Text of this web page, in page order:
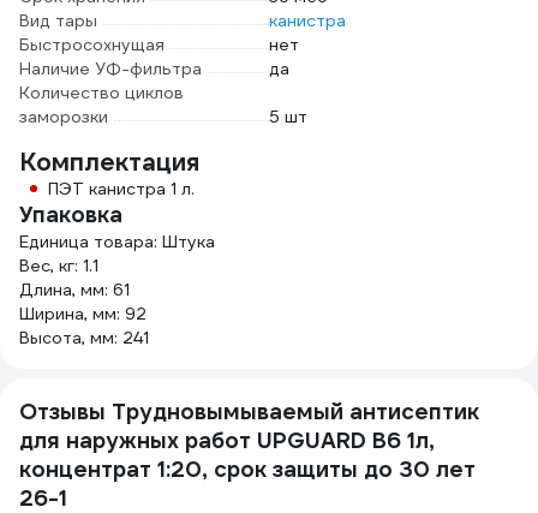
Вид тары
канистра
Быстросохнущая
нет
Наличие УФ-фильтра
да
Количество циклов
заморозки
5 шт
Комплектация
ПЭТ канистра 1 л.
Упаковка
Единица товара: Штука
Вес, кг: 1.1
Длина, мм: 61
Ширина, мм: 92
Высота, мм: 241
Отзывы Трудновымываемый антисептик
для наружных работ UPGUARD В6 1л,
концентрат 1:20, срок защиты до 30 лет
26-1